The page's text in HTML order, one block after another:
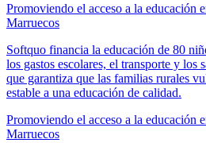
Promoviendo el acceso a la educación
Marruecos
Softquo financia la educación de 80
los gastos escolares, el transporte y los
que garantiza que las familias rurales
estable a una educación de calidad.
Promoviendo el acceso a la educación
Marruecos